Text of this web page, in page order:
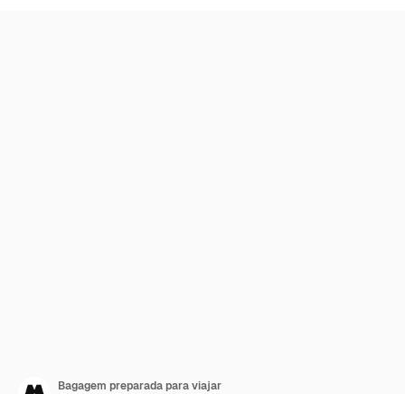
Bagagem preparada para viajar